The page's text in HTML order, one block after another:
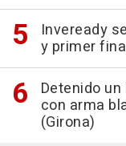
Inveready
y primer
Detenido
con arma
(Girona)